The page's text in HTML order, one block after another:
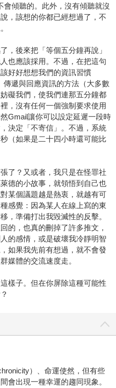
傾聽的。此外，沒有傾聽就沒
，該想的你都已經想過了，不
，後來把「等個五分鐘再說」
也應該採用。不過，在把這句
好好想想我們的資訊習慣
傳遞與回應資訊的方法（大多數
礙我們，使我們連那五分鐘都
，沒有任何一個強制要求使用
Gmail讓你可以設定延遲一段時
決定「不寄信」。不過，系統
（如果是二十四小時還可能比
了？又或者，我只是在怪罪社
德的小故事，就領悟到自己也
某個議題越是熱衷，就越有可
感覺：因為某人在線上寫的東
，準備打出我毀滅性的反擊。
的，也真的刪掉了許多推文，
的感情，或是破壞我冷靜明智
如果我先前有想過，就不會發
媒體的交流速度走。
樣子。但在你屏除這種可能性
）、命運使然，但有些
會出現一種幸運的趨同現象。